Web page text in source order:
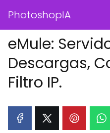
PhotoshopIA
eMule:
Descargas,
Filtro IP.